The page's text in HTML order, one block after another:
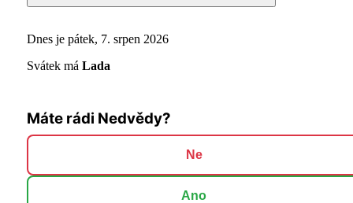
Search
Dnes je pátek, 7. srpen 2026
Svátek má Lada
Máte rádi Nedvědy?
Ne
Ano